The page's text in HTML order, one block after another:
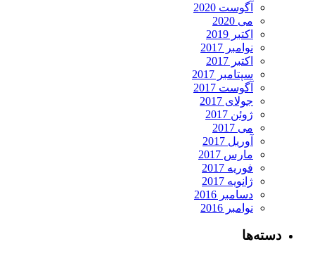
آگوست 2020
می 2020
اکتبر 2019
نوامبر 2017
اکتبر 2017
سپتامبر 2017
آگوست 2017
جولای 2017
ژوئن 2017
می 2017
آوریل 2017
مارس 2017
فوریه 2017
ژانویه 2017
دسامبر 2016
نوامبر 2016
دسته‌ها